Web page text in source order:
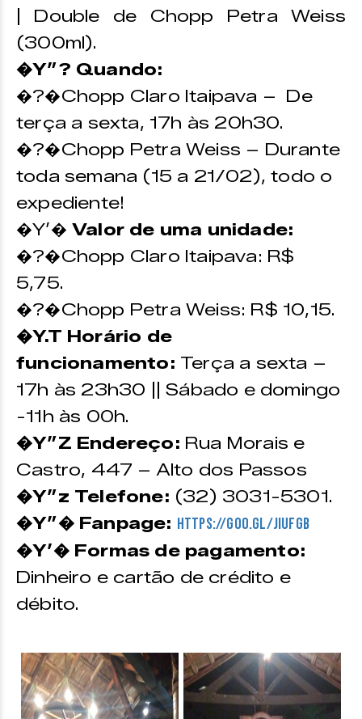
| Double de Chopp Petra Weiss
(300ml).
�Y”? Quando:
�?�Chopp Claro Itaipava – De
terça a sexta, 17h às 20h30.
�?�Chopp Petra Weiss – Durante
toda semana (15 a 21/02), todo o
expediente!
�Y’� Valor de uma unidade:
�?�Chopp Claro Itaipava: R$
5,75.
�?�Chopp Petra Weiss: R$ 10,15.
�Y.T Horário de
funcionamento: Terça a sexta –
17h às 23h30 || Sábado e domingo
-11h às 00h.
�Y”Z Endereço: Rua Morais e
Castro, 447 – Alto dos Passos
�Y”z Telefone: (32) 3031-5301.
�Y”� Fanpage: https://goo.gl/jiuFGB
�Y’� Formas de pagamento:
Dinheiro e cartão de crédito e
débito.